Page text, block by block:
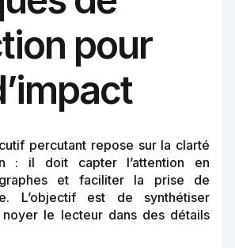
pour
percutant repose sur la clarté
: il doit capter l’attention en
et faciliter la prise de
L’objectif est de synthétiser
noyer le lecteur dans des détails